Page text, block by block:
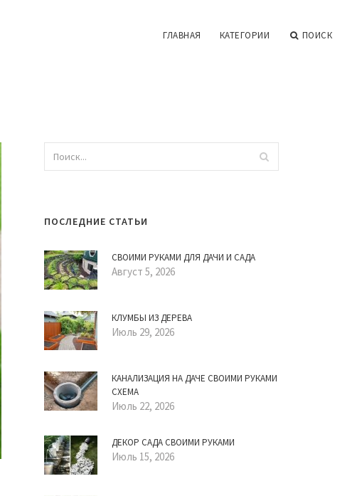
ГЛАВНАЯ КАТЕГОРИИ ПОИСК
ПОСЛЕДНИЕ СТАТЬИ
СВОИМИ РУКАМИ ДЛЯ ДАЧИ И САДА
Август 5, 2026
КЛУМБЫ ИЗ ДЕРЕВА
Июль 29, 2026
КАНАЛИЗАЦИЯ НА ДАЧЕ СВОИМИ РУКАМИ
СХЕМА
Июль 22, 2026
ДЕКОР САДА СВОИМИ РУКАМИ
Июль 15, 2026